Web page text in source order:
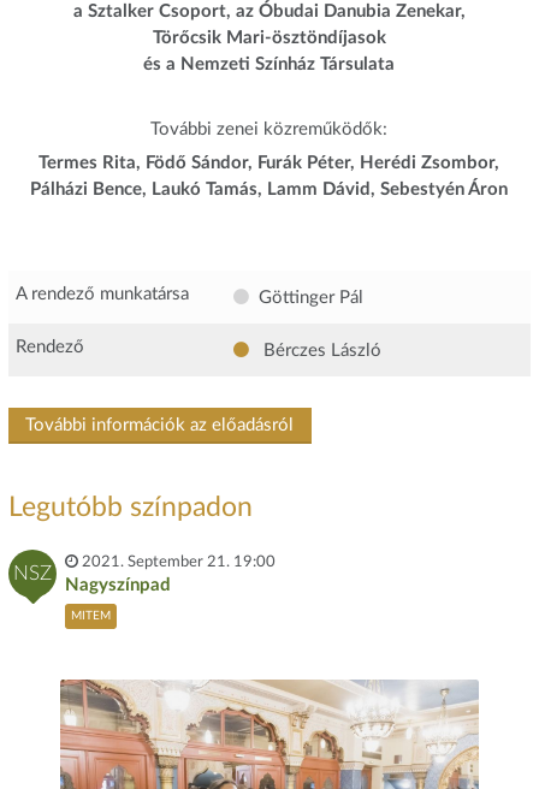
a Sztalker Csoport, az Óbudai Danubia Zenekar,
Törőcsik Mari-ösztöndíjasok
és a Nemzeti Színház Társulata
További zenei közreműködők:
Termes Rita, Födő Sándor, Furák Péter, Herédi Zsombor,
Pálházi Bence, Laukó Tamás, Lamm Dávid, Sebestyén Áron
A rendező munkatársa Göttinger Pál
Rendező Bérczes László
További információk az előadásról
Legutóbb színpadon
NSZ
2021. September 21. 19:00
Nagyszínpad
MITEM